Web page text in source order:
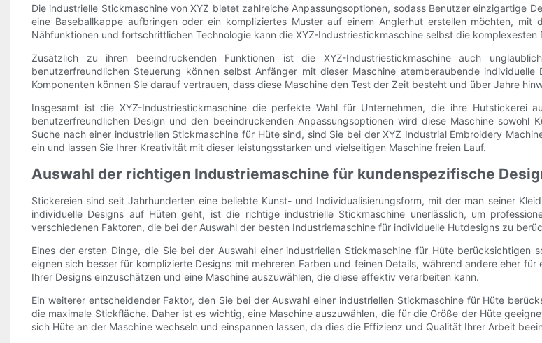
Die industrielle Stickmaschine von XYZ bietet zahlreiche Anpassungsoptionen, sodass Benutzer einzigartige
eine Baseballkappe aufbringen oder ein kompliziertes Muster auf einem Anglerhut erstellen möchten,
Nähfunktionen und fortschrittlichen Technologie kann die XYZ-Industriestickmaschine selbst die komplexesten
Zusätzlich zu ihren beeindruckenden Funktionen ist die XYZ-Industriestickmaschine auch
benutzerfreundlichen Steuerung können selbst Anfänger mit dieser Maschine atemberaubende
Komponenten können Sie darauf vertrauen, dass diese Maschine den Test der Zeit besteht und über Jahre
Insgesamt ist die XYZ-Industriestickmaschine die perfekte Wahl für Unternehmen, die ihre
benutzerfreundlichen Design und den beeindruckenden Anpassungsoptionen wird diese Maschine sowohl
Suche nach einer industriellen Stickmaschine für Hüte sind, sind Sie bei der XYZ Industrial Embroidery
ein und lassen Sie Ihrer Kreativität mit dieser leistungsstarken und vielseitigen Maschine freien Lauf.
Auswahl der richtigen Industriemaschine für kundenspezifische
Stickereien sind seit Jahrhunderten eine beliebte Kunst- und Individualisierungsform, mit der man seiner
individuelle Designs auf Hüten geht, ist die richtige industrielle Stickmaschine unerlässlich, um
verschiedenen Faktoren, die bei der Auswahl der besten Industriemaschine für individuelle Hutdesigns zu
Eines der ersten Dinge, die Sie bei der Auswahl einer industriellen Stickmaschine für Hüte
eignen sich besser für komplizierte Designs mit mehreren Farben und feinen Details, während andere eher
Ihrer Designs einzuschätzen und eine Maschine auszuwählen, die diese effektiv verarbeiten kann.
Ein weiterer entscheidender Faktor, den Sie bei der Auswahl einer industriellen Stickmaschine für Hüte
die maximale Stickfläche. Daher ist es wichtig, eine Maschine auszuwählen, die für die Größe der Hüte
sich Hüte an der Maschine wechseln und einspannen lassen, da dies die Effizienz und Qualität Ihrer Arbeit